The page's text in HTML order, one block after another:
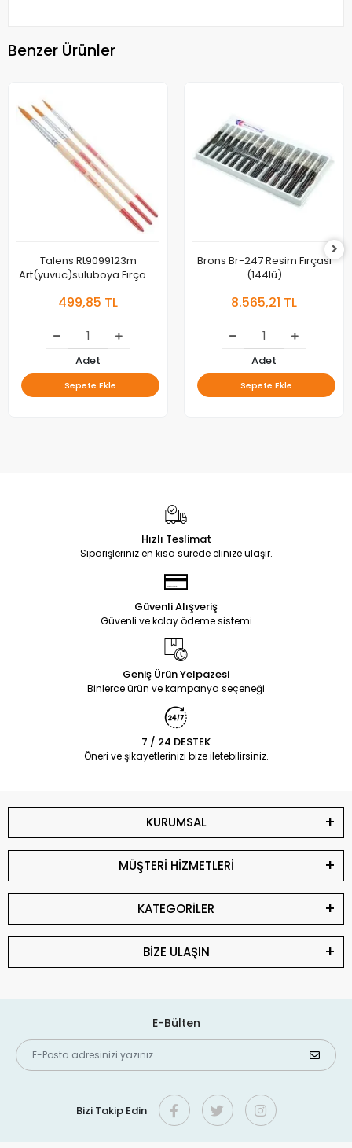
Benzer Ürünler
Talens Rt9099123m
Art(yuvuc)suluboya Fırça St
499,85 TL
Adet
Sepete Ekle
Brons Br-247 Resim Fırçası
(144lü)
8.565,21 TL
Adet
Sepete Ekle
Hızlı Teslimat
Siparişleriniz en kısa sürede elinize ulaşır.
Güvenli Alışveriş
Güvenli ve kolay ödeme sistemi
Geniş Ürün Yelpazesi
Binlerce ürün ve kampanya seçeneği
7 / 24 DESTEK
Öneri ve şikayetlerinizi bize iletebilirsiniz.
KURUMSAL
MÜŞTERİ HİZMETLERİ
KATEGORİLER
BİZE ULAŞIN
E-Bülten
Bizi Takip Edin